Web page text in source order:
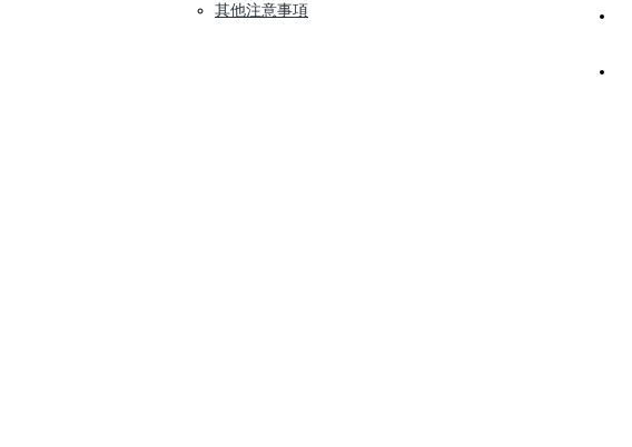
其他注意事項